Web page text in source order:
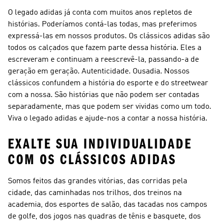
O legado adidas já conta com muitos anos repletos de
histórias. Poderíamos contá-las todas, mas preferimos
expressá-las em nossos produtos. Os clássicos adidas são
todos os calçados que fazem parte dessa história. Eles a
escreveram e continuam a reescrevê-la, passando-a de
geração em geração. Autenticidade. Ousadia. Nossos
clássicos confundem a história do esporte e do streetwear
com a nossa. São histórias que não podem ser contadas
separadamente, mas que podem ser vividas como um todo.
Viva o legado adidas e ajude-nos a contar a nossa história.
EXALTE SUA INDIVIDUALIDADE
COM OS CLÁSSICOS ADIDAS
Somos feitos das grandes vitórias, das corridas pela
cidade, das caminhadas nos trilhos, dos treinos na
academia, dos esportes de salão, das tacadas nos campos
de golfe, dos jogos nas quadras de tênis e basquete, dos